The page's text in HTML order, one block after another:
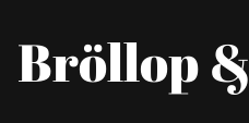
Bröllop &